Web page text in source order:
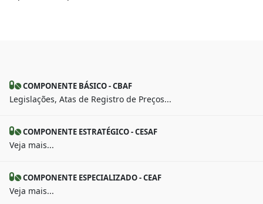
COMPONENTE BÁSICO - CBAF
Legislações, Atas de Registro de Preços...
COMPONENTE ESTRATÉGICO - CESAF
Veja mais...
COMPONENTE ESPECIALIZADO - CEAF
Veja mais...